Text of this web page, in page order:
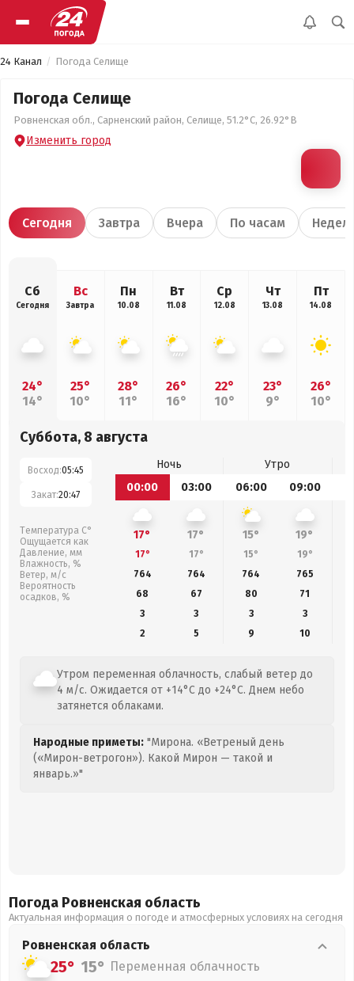
24 Канал Погода Селище
Погода Селище
Ровненская обл., Сарненский район, Селище, 51.2°С, 26.92°В
Изменить город
Сегодня Завтра Вчера По часам
Сб
Сегодня
24°
14°
Вс
Завтра
25°
10°
Пн
10.08
28°
11°
Вт
11.08
26°
16°
Ср
12.08
22°
10°
Чт
13.08
23°
9°
Пт
14.08
26°
10°
Суббота, 8 августа
Восход:05:45
Закат:20:47
Температура С°
Ощущается как
Давление, мм
Влажность, %
Ветер, м/с
Вероятность
осадков, %
Ночь
Утро
00:00
03:00 06:00 09:00
17° 17° 15° 19°
17° 17° 15° 19°
764
764 764 765
68
67 80 71
3
3 3
3
2
5 9 10
Утром переменная облачность, слабый ветер до
4 м/с. Ожидается от +14°C до +24°C. Днем небо
затянется облаками.
Народные приметы: "Мирона. «Ветреный день
(«Мирон-ветрогон»). Какой Мирон — такой и
январь.»"
Погода Ровненская область
Актуальная информация о погоде и атмосферных условиях на сегодня
Ровненская область
25° 15° Переменная облачность